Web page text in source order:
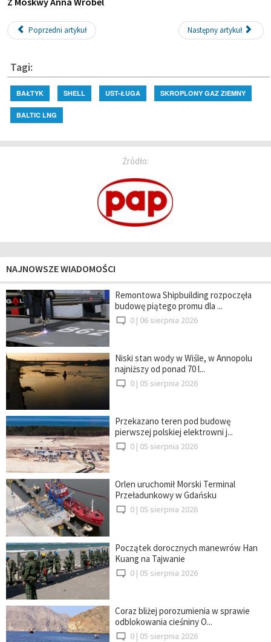
Poprzedni artykuł Następny artykuł
Tagi:
BAŁTYK SHELL UST-ŁUGA SKROPLONY GAZ ZIEMNY
BALTIC LNG
Źródło:
NAJNOWSZE WIADOMOŚCI
Remontowa Shipbuilding rozpoczęła
budowę piątego promu dla ...
0 | 06 sierpnia 2026
Niski stan wody w Wiśle, w Annopolu
najniższy od ponad 70 l...
0 | 05 sierpnia 2026
Przekazano teren pod budowę
pierwszej polskiej elektrowni j...
0 | 05 sierpnia 2026
Orlen uruchomił Morski Terminal
Przeładunkowy w Gdańsku
0 | 05 sierpnia 2026
Początek dorocznych manewrów Han
Kuang na Tajwanie
0 | 05 sierpnia 2026
Coraz bliżej porozumienia w sprawie
odblokowania cieśniny O...
0 | 05 sierpnia 2026